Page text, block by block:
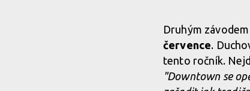
Druhým
července.
tento ročník.
"Downtown se